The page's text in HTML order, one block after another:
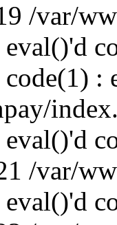
/var/
:
/var/